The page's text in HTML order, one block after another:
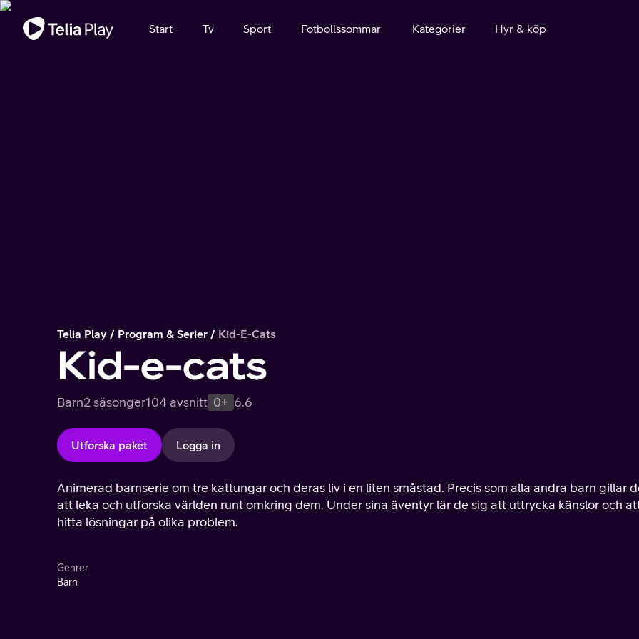
Viktigt meddelande
Start Tv Sport Fotbollssommar Kategorier Hyr & köp
Telia Play Program & Serier Kid-E-Cats
Kid-e-cats
Barn2 säsonger104 avsnitt 0+ 6.6
Utforska paket Logga in
Animerad barnserie om tre kattungar och deras liv i en liten småstad. Precis som alla andra barn gillar
att leka och utforska världen runt omkring dem. Under sina äventyr lär de sig att uttrycka känslor och
hitta lösningar på olika problem.
Genrer
Barn